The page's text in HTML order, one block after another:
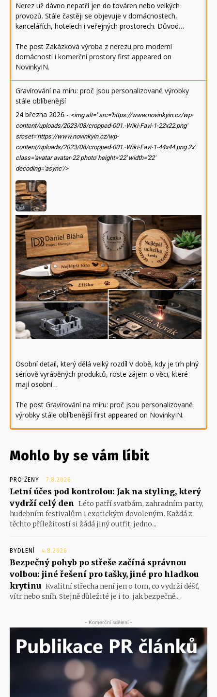
Nerez už dávno nepatří jen do továren nebo velkých
provozů. Stále častěji se objevuje v domácnostech,
kancelářích, hotelech i veřejných prostorech. Důvod…
The post Zakázková výroba z nerezu pro moderní
domácnosti i komerční prostory first appeared on
NovinkyIN.
Gravírování na míru: proč jsou personalizované výrobky
stále oblíbenější
24 března 2026 - <img alt='' src='https://www.novinkyin.cz/wp-
content/uploads/2023/08/cropped-001.-Wiki-Favi-1-22x22.png'
srcset='https://www.novinkyin.cz/wp-
content/uploads/2023/08/cropped-001.-Wiki-Favi-1-44x44.png 2x'
class='avatar avatar-22 photo' height='22' width='22'
decoding='async'/>
Osobní detail, který dělá velký rozdíl V době, kdy je trh plný
sériově vyráběných produktů, roste zájem o věci, které
mají osobní…
The post Gravírování na míru: proč jsou personalizované
výrobky stále oblíbenějšífirst appeared on NovinkyIN.
Mohlo by se vám líbit
PRO ŽENY 7.8.2026
Letní účes pod kontrolou: Jak na styling, který
vydrží celý den
Léto patří svatbám, zahradním party,
hudebním festivalům i exotickým dovoleným. Každá z
těchto příležitostí si žádá jiný outfit, jedno...
BYDLENÍ 4.8.2026
Bezpečný pohyb po střeše začíná správnou
volbou: jiné řešení pro tašky, jiné pro hladkou
krytinu Kvalitní střecha není jen o tom, co vydrží déšť,
vítr nebo sníh. Stejně důležité je i to, jak bezpečně...
- Komerční sdělení -